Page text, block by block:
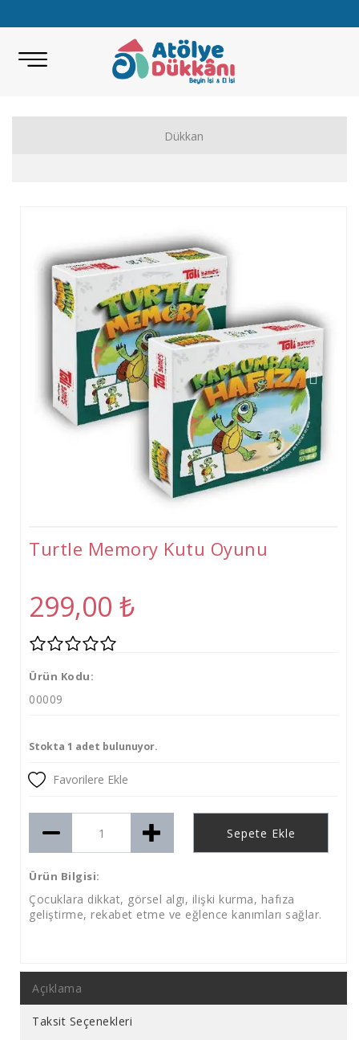
Dükkan
Eğitici Oyunlar
Bilimsel Setler
Oyuncak
Atölyeler
Gelişim Atölyeleri (2-6 Yaş)
Beceri Atölyeleri(5-12 Yaş)
Turtle Memory Kutu Oyunu
299,00 ₺
Ürün Kodu:
00009
Stokta 1 adet bulunuyor.
Favorilere Ekle
Sepete Ekle
Ürün Bilgisi:
Çocuklara dikkat, görsel algı, ilişki kurma, hafıza
geliştirme, rekabet etme ve eğlence kanımları sağlar.
Açıklama
Taksit Seçenekleri